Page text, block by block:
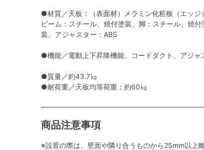
●材質／天板：（表面材）メラミン化粧板（エッジ
ビーム：スチール、焼付塗装、脚：スチール、焼
装、アジャスター：ABS
●機能／電動上下昇降機能、コードダクト、アジ
●質量／約43.7㎏
●耐荷重／天板均等荷重：約60㎏
商品注意事項
※設置の際は、壁面や隣り合うものから25mm以上